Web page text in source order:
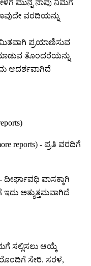
ಮುನ್ನ ನಾವು ನಿಮಗೆ
ವರದಿಯನ್ನು
ಪ್ರಯಾಣಿಸುವ
ತೊಂದರೆಯನ್ನು
ಆದರ್ಶವಾಗಿದೆ
reports) - ಪ್ರತಿ ವರದಿಗೆ
ವಾಸಕ್ಕಾಗಿ
ಅತ್ಯುತ್ತಮವಾಗಿದೆ
ಸಲ್ಲಿಸಲು ಆಯ್ಕೆ
ಸೇರಿ. ಸರಳ,